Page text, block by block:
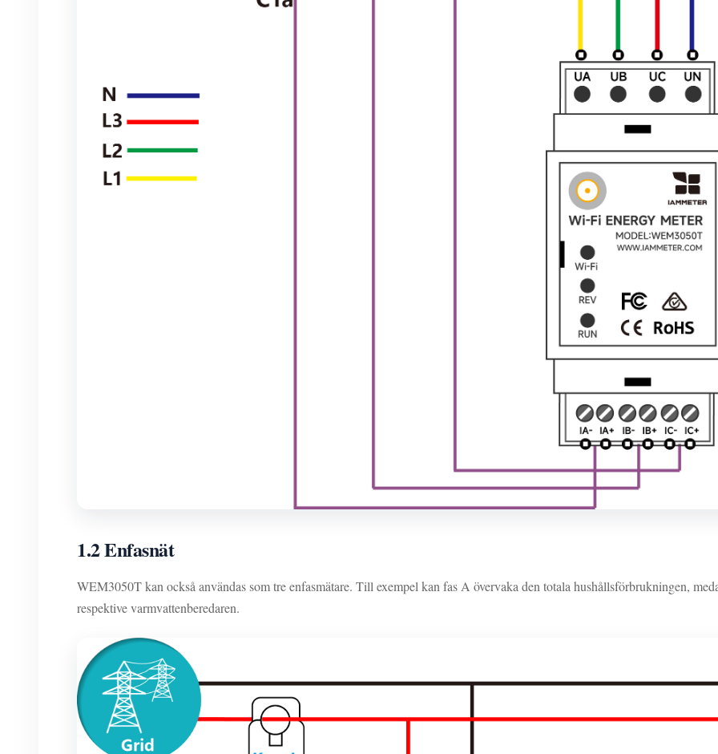
1.2 Enfasnät
WEM3050T kan också användas som tre enfasmätare. Till exempel kan fas A övervaka den totala hushållsförbrukningen,
respektive varmvattenberedaren.